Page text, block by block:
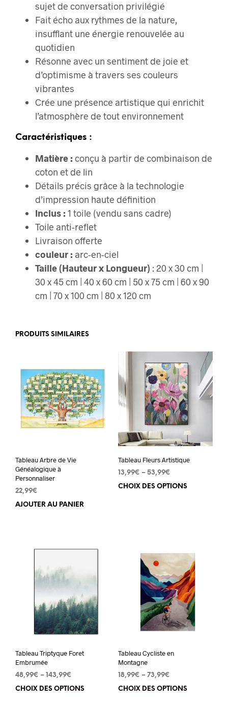
sujet de conversation privilégié
Fait écho aux rythmes de la nature,
insufflant une énergie renouvelée au
quotidien
Résonne avec un sentiment de joie et
d’optimisme à travers ses couleurs
vibrantes
Crée une présence artistique qui enrichit
l’atmosphère de tout environnement
Caractéristiques :
Matière : conçu à partir de combinaison de
coton et de lin
Détails précis grâce à la technologie
d’impression haute définition
Inclus : 1 toile (vendu sans cadre)
Toile anti-reflet
Livraison offerte
couleur : arc-en-ciel
Taille (Hauteur x Longueur) : 20 x 30 cm |
30 x 45 cm | 40 x 60 cm | 50 x 75 cm | 60 x 90
cm | 70 x 100 cm | 80 x 120 cm
PRODUITS SIMILAIRES
Tableau Arbre de Vie
Généalogique à
Personnaliser
22,99€
AJOUTER AU PANIER
Tableau Fleurs Artistique
13,99€ – 53,99€
CHOIX DES OPTIONS
Tableau Triptyque Foret
Embrumée
48,99€ – 143,99€
CHOIX DES OPTIONS
Ce
Tableau Cycliste en
Montagne
18,99€ – 73,99€
CHOIX DES OPTIONS